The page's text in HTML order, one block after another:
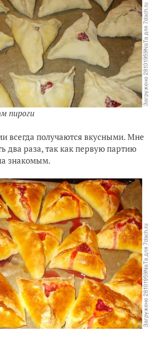
пироги
всегда получаются вкусными. Мне
два раза, так как первую партию
знакомым.